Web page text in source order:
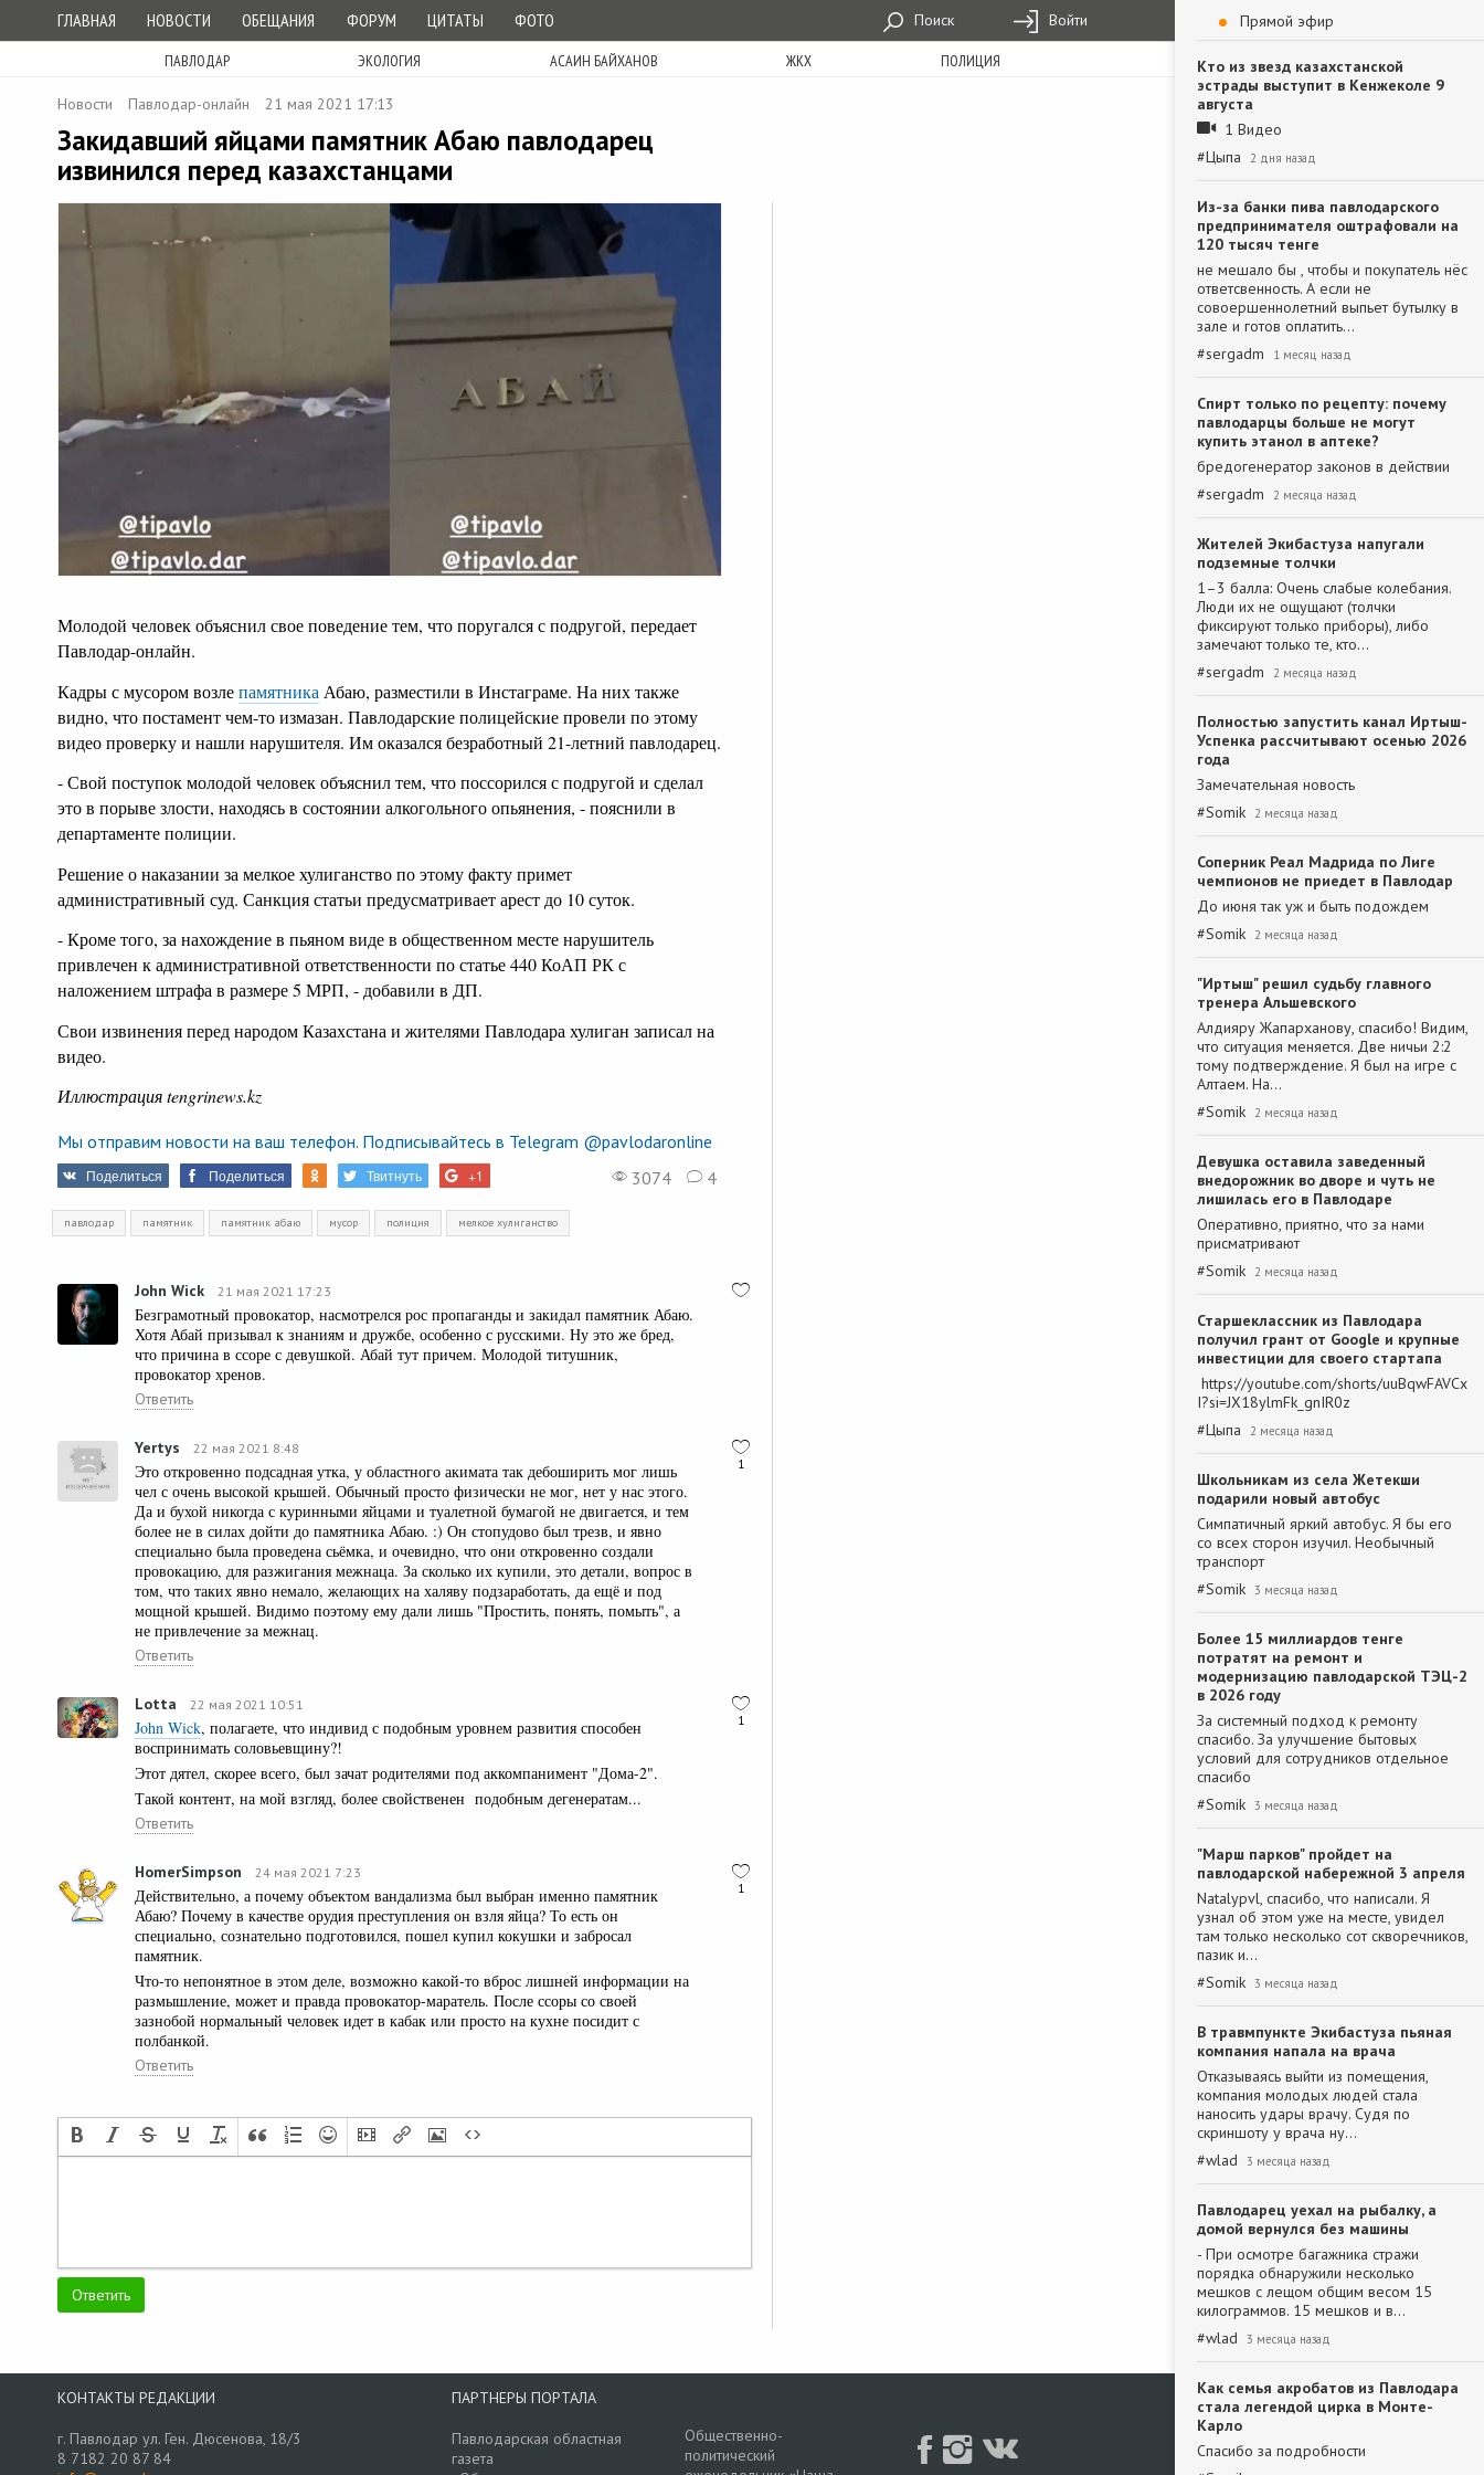
ГЛАВНАЯ НОВОСТИ ОБЕЩАНИЯ ФОРУМ ЦИТАТЫ ФОТО Поиск Войти
ПАВЛОДАР ЭКОЛОГИЯ АСАИН БАЙХАНОВ ЖКХ ПОЛИЦИЯ
Новости Павлодар-онлайн 21 мая 2021 17:13
Закидавший яйцами памятник Абаю павлодарец
извинился перед казахстанцами
Молодой человек объяснил свое поведение тем, что поругался с подругой, передает
Павлодар-онлайн.
Кадры с мусором возлепамятника Абаю, разместили в Инстаграме. На них также
видно, что постамент чем-то измазан. Павлодарские полицейские провели по этому
видео проверку и нашли нарушителя. Им оказался безработный 21-летний павлодарец.
- Свой поступок молодой человек объяснил тем, что поссорился с подругой и сделал
это в порыве злости, находясь в состоянии алкогольного опьянения, - пояснили в
департаменте полиции.
Решение о наказании за мелкое хулиганство по этому факту примет
административный суд. Санкция статьи предусматривает арест до 10 суток.
- Кроме того, за нахождение в пьяном виде в общественном месте нарушитель
привлечен к административной ответственности по статье 440 КоАП РК с
наложением штрафа в размере 5 МРП, - добавили в ДП.
Свои извинения перед народом Казахстана и жителями Павлодара хулиган записал на
видео.
Иллюстрация tengrinews.kz
Мы отправим новости на ваш телефон. Подписывайтесь в Telegram @pavlodaronline
Поделиться Поделиться Твитнуть +1 3074 4
павлодар памятник памятник абаю мусор полиция мелкое хулиганство
John Wick 21 мая 2021 17:23
Безграмотный провокатор, насмотрелся рос пропаганды и закидал памятник Абаю.
Хотя Абай призывал к знаниям и дружбе, особенно с русскими. Ну это же бред,
что причина в ссоре с девушкой. Абай тут причем. Молодой титушник,
провокатор хренов.
Ответить
1
Yertys 22 мая 2021 8:48
Это откровенно подсадная утка, у областного акимата так дебоширить мог лишь
чел с очень высокой крышей. Обычный просто физически не мог, нет у нас этого.
Да и бухой никогда с куринными яйцами и туалетной бумагой не двигается, и тем
более не в силах дойти до памятника Абаю. :) Он стопудово был трезв, и явно
специально была проведена сьёмка, и очевидно, что они откровенно создали
провокацию, для разжигания межнаца. За сколько их купили, это детали, вопрос в
том, что таких явно немало, желающих на халяву подзаработать, да ещё и под
мощной крышей. Видимо поэтому ему дали лишь "Простить, понять, помыть", а
не привлечение за межнац.
Ответить
1
Lotta 22 мая 2021 10:51
John Wick, полагаете, что индивид с подобным уровнем развития способен
воспринимать соловьевщину?!
Этот дятел, скорее всего, был зачат родителями под аккомпанимент "Дома-2".
Такой контент, на мой взгляд, более свойственен подобным дегенератам...
Ответить
1
HomerSimpson 24 мая 2021 7:23
Действительно, а почему объектом вандализма был выбран именно памятник
Абаю? Почему в качестве орудия преступления он взля яйца? То есть он
специально, сознательно подготовился, пошел купил кокушки и забросал
памятник.
Что-то непонятное в этом деле, возможно какой-то вброс лишней информации на
размышление, может и правда провокатор-маратель. После ссоры со своей
зазнобой нормальный человек идет в кабак или просто на кухне посидит с
полбанкой.
Ответить
Прямой эфир
Кто из звезд казахстанской
эстрады выступит в Кенжеколе 9
августа
1 Видео
#Цыпа 2 дня назад
Из-за банки пива павлодарского
предпринимателя оштрафовали на
120 тысяч тенге
не мешало бы , чтобы и покупатель нёс
ответсвенность. А если не
совоершеннолетний выпьет бутылку в
зале и готов оплатить…
#sergadm 1 месяц назад
Спирт только по рецепту: почему
павлодарцы больше не могут
купить этанол в аптеке?
бредогенератор законов в действии
#sergadm 2 месяца назад
Жителей Экибастуза напугали
подземные толчки
1–3 балла: Очень слабые колебания.
Люди их не ощущают (толчки
фиксируют только приборы), либо
замечают только те, кто…
#sergadm 2 месяца назад
Полностью запустить канал Иртыш-
Успенка рассчитывают осенью 2026
года
Замечательная новость
#Somik 2 месяца назад
Соперник Реал Мадрида по Лиге
чемпионов не приедет в Павлодар
До июня так уж и быть подождем
#Somik 2 месяца назад
"Иртыш" решил судьбу главного
тренера Альшевского
Алдияру Жапарханову, спасибо! Видим,
что ситуация меняется. Две ничьи 2:2
тому подтверждение. Я был на игре с
Алтаем. На…
#Somik 2 месяца назад
Девушка оставила заведенный
внедорожник во дворе и чуть не
лишилась его в Павлодаре
Оперативно, приятно, что за нами
присматривают
#Somik 2 месяца назад
Старшеклассник из Павлодара
получил грант от Google и крупные
инвестиции для своего стартапа
https://youtube.com/shorts/uuBqwFAVCx
I?si=JX18ylmFk_gnIR0z
#Цыпа 2 месяца назад
Школьникам из села Жетекши
подарили новый автобус
Симпатичный яркий автобус. Я бы его
со всех сторон изучил. Необычный
транспорт
#Somik 3 месяца назад
Более 15 миллиардов тенге
потратят на ремонт и
модернизацию павлодарской ТЭЦ-2
в 2026 году
За системный подход к ремонту
спасибо. За улучшение бытовых
условий для сотрудников отдельное
спасибо
#Somik 3 месяца назад
"Марш парков" пройдет на
павлодарской набережной 3 апреля
Natalypvl, спасибо, что написали. Я
узнал об этом уже на месте, увидел
там только несколько сот скворечников,
пазик и…
#Somik 3 месяца назад
В травмпункте Экибастуза пьяная
компания напала на врача
Отказываясь выйти из помещения,
компания молодых людей стала
наносить удары врачу. Судя по
скриншоту у врача ну…
#wlad 3 месяца назад
Павлодарец уехал на рыбалку, а
домой вернулся без машины
- При осмотре багажника стражи
порядка обнаружили несколько
мешков с лещом общим весом 15
килограммов. 15 мешков и в…
#wlad 3 месяца назад
Как семья акробатов из Павлодара
стала легендой цирка в Монте-
Карло
Спасибо за подробности
КОНТАКТЫ РЕДАКЦИИ
г. Павлодар ул. Ген. Дюсенова, 18/3
8 7182 20 87 84
ПАРТНЕРЫ ПОРТАЛА
Павлодарская областная
газета
Общественно-
политический